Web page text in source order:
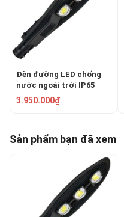
Đèn đường LED chống
nước ngoài trời IP65
150W HF-LD-013
3.950.000₫
Sản phẩm bạn đã xem